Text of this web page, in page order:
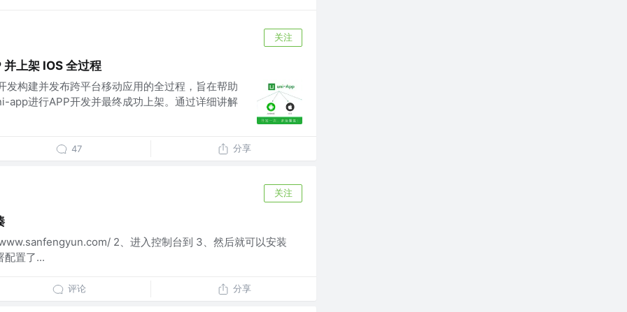
关注
上架 IOS 全过程
构建并发布跨平台移动应用的全过程，旨在帮助
app进行APP开发并最终成功上架。通过详细讲解
47 分享
关注
2、进入控制台到 3、然后就可以安装
配置了...
评论 分享